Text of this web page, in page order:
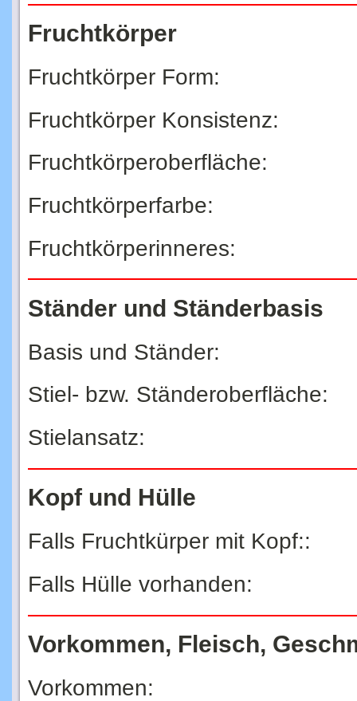
Fruchtkörper
Fruchtkörper Form:
Fruchtkörper Konsistenz:
Fruchtkörperoberfläche:
Fruchtkörperfarbe:
Fruchtkörperinneres:
Ständer und Ständerbasis
Basis und Ständer:
Stiel- bzw. Ständeroberfläche:
Stielansatz:
Kopf und Hülle
Falls Fruchtkürper mit Kopf::
Falls Hülle vorhanden:
Vorkommen, Fleisch,
Vorkommen: